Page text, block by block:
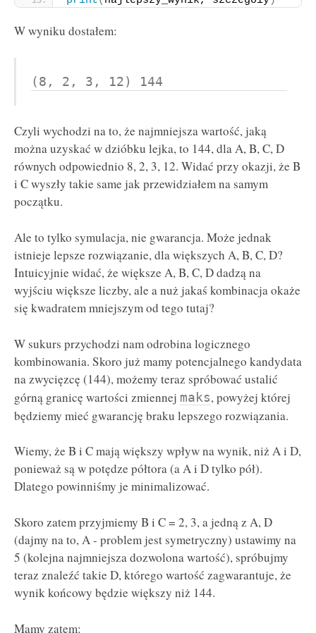
W wyniku dostałem:
(8, 2, 3, 12) 144
Czyli wychodzi na to, że najmniejsza wartość, jaką
można uzyskać w dzióbku lejka, to 144, dla A, B, C, D
równych odpowiednio 8, 2, 3, 12. Widać przy okazji, że B
i C wyszły takie same jak przewidziałem na samym
początku.
Ale to tylko symulacja, nie gwarancja. Może jednak
istnieje lepsze rozwiązanie, dla większych A, B, C, D?
Intuicyjnie widać, że większe A, B, C, D dadzą na
wyjściu większe liczby, ale a nuż jakaś kombinacja okaże
się kwadratem mniejszym od tego tutaj?
W sukurs przychodzi nam odrobina logicznego
kombinowania. Skoro już mamy potencjalnego kandydata
na zwycięzcę (144), możemy teraz spróbować ustalić
górną granicę wartości zmiennej maks, powyżej której
będziemy mieć gwarancję braku lepszego rozwiązania.
Wiemy, że B i C mają większy wpływ na wynik, niż A i D,
ponieważ są w potędze półtora (a A i D tylko pół).
Dlatego powinniśmy je minimalizować.
Skoro zatem przyjmiemy B i C = 2, 3, a jedną z A, D
(dajmy na to, A - problem jest symetryczny) ustawimy na
5 (kolejna najmniejsza dozwolona wartość), spróbujmy
teraz znaleźć takie D, którego wartość zagwarantuje, że
wynik końcowy będzie większy niż 144.
Mamy zatem: